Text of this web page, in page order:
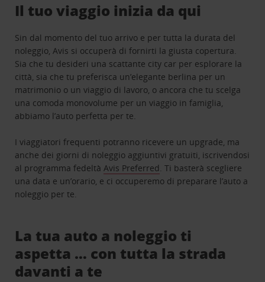
Il tuo viaggio inizia da qui
Sin dal momento del tuo arrivo e per tutta la durata del
noleggio, Avis si occuperà di fornirti la giusta copertura.
Sia che tu desideri una scattante city car per esplorare la
città, sia che tu preferisca un’elegante berlina per un
matrimonio o un viaggio di lavoro, o ancora che tu scelga
una comoda monovolume per un viaggio in famiglia,
abbiamo l’auto perfetta per te.
I viaggiatori frequenti potranno ricevere un upgrade, ma
anche dei giorni di noleggio aggiuntivi gratuiti, iscrivendosi
al programma fedeltàAvis Preferred. Ti basterà scegliere
una data e un’orario, e ci occuperemo di preparare l’auto a
noleggio per te.
La tua auto a noleggio ti
aspetta … con tutta la strada
davanti a te